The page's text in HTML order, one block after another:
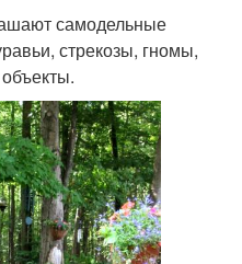
самодельные
стрекозы, гномы,